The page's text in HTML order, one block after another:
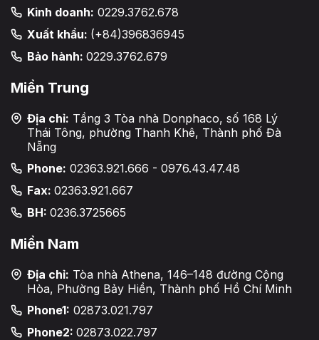
Kinh doanh: 0229.3762.678
Xuất khẩu: (+84)396836945
Bảo hành: 0229.3762.679
Miền Trung
Địa chỉ: Tầng 3 Tòa nhà Donphaco, số 168 Lý
Thái Tông, phường Thanh Khê, Thành phố Đà
Nẵng
Phone: 02363.921.666 - 0976.43.47.48
Fax: 02363.921.667
BH: 0236.3725665
Miền Nam
Địa chỉ: Tòa nhà Athena, 146–148 đường Cộng
Hòa, Phường Bảy Hiền, Thành phố Hồ Chí Minh
Phone1: 02873.021.797
Phone2: 02873.022.797